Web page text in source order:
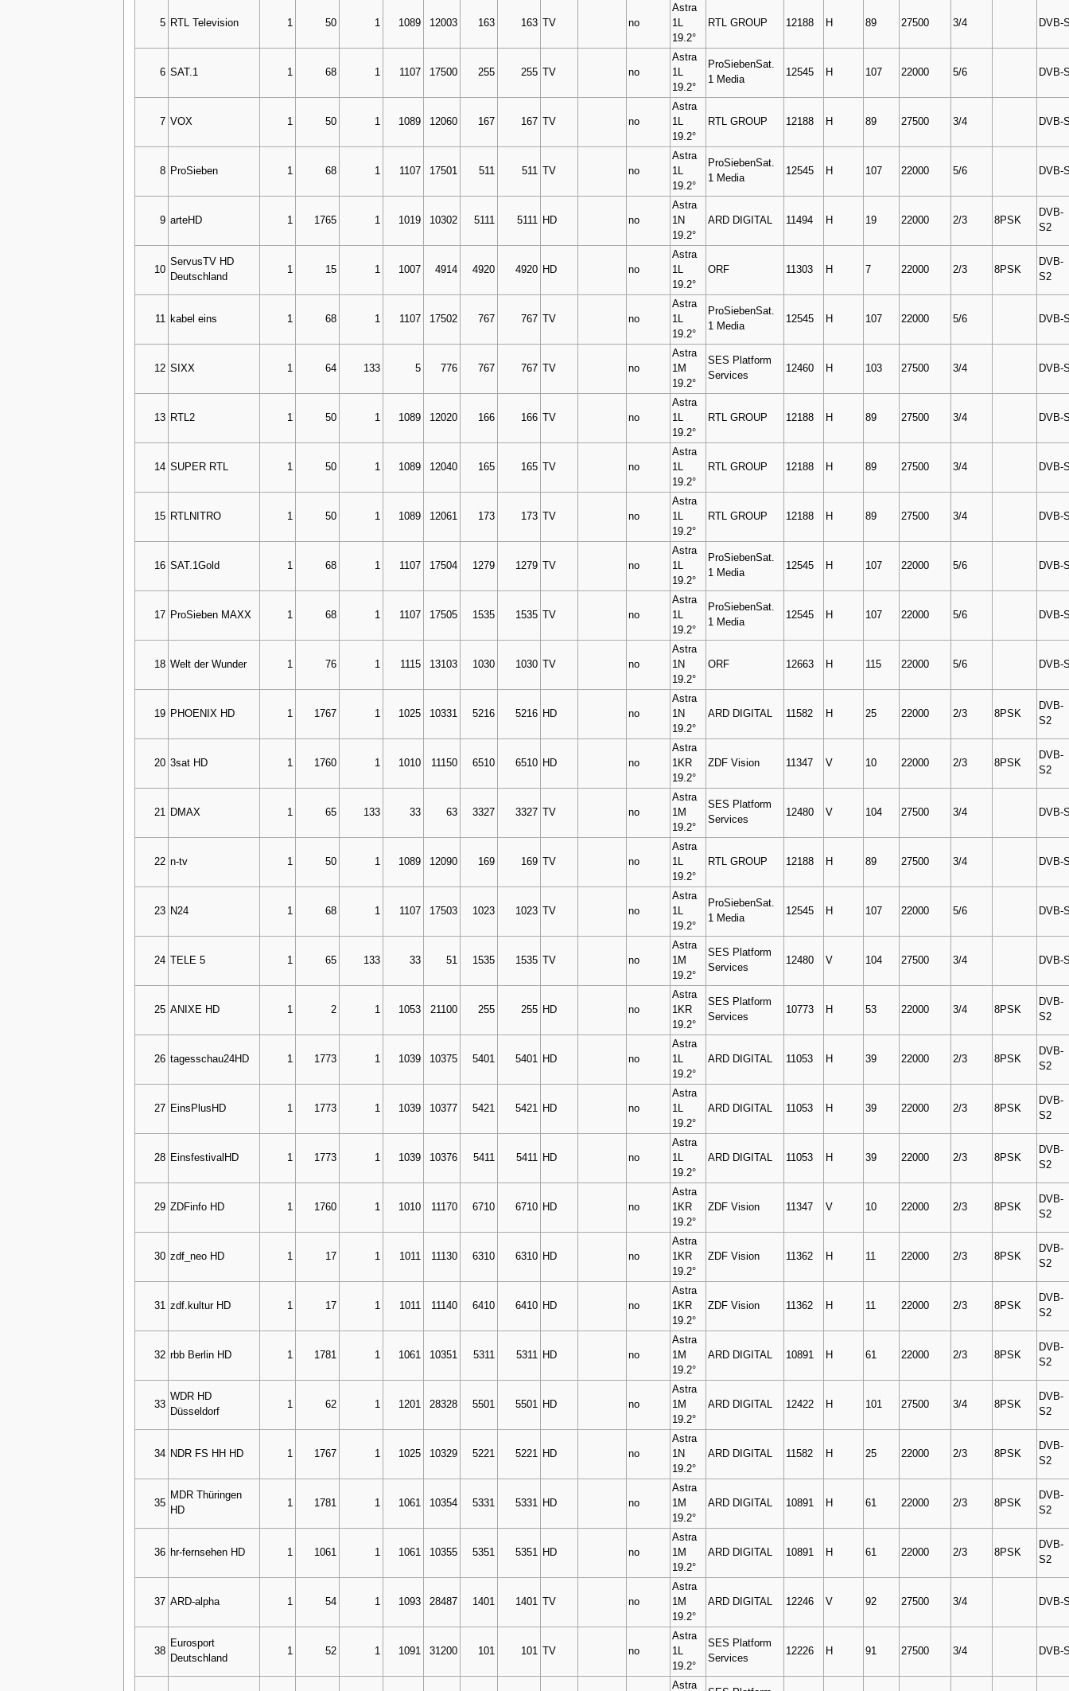
5 RTL Television 1 50 1 1089 12003 163 163 TV no
Astra
1L
19.2°
RTL GROUP 12188 H 89 27500 3/4 DVB-
6 SAT.1 1 68 1 1107 17500 255 255 TV no
Astra
1L
19.2°
ProSiebenSat.
1 Media
12545 H 107 22000 5/6 DVB-
7 VOX 1 50 1 1089 12060 167 167 TV no
Astra
1L
19.2°
RTL GROUP 12188 H 89 27500 3/4 DVB-
8 ProSieben 1 68 1 1107 17501 511 511 TV no
Astra
1L
19.2°
ProSiebenSat.
1 Media
12545 H 107 22000 5/6 DVB-
9 arteHD 1 1765 1 1019 10302 5111 5111 HD no
Astra
1N
19.2°
ARD DIGITAL 11494 H 19 22000 2/3 8PSK
DVB-
S2
10
ServusTV HD
Deutschland
1 15 1 1007 4914 4920 4920 HD no
Astra
1L
19.2°
ORF 11303 H 7 22000 2/3 8PSK
DVB-
S2
11 kabel eins 1 68 1 1107 17502 767 767 TV no
Astra
1L
19.2°
ProSiebenSat.
1 Media
12545 H 107 22000 5/6 DVB-
12 SIXX 1 64 133 5 776 767 767 TV no
Astra
1M
19.2°
SES Platform
Services
12460 H 103 27500 3/4 DVB-
13 RTL2 1 50 1 1089 12020 166 166 TV no
Astra
1L
19.2°
RTL GROUP 12188 H 89 27500 3/4 DVB-
14 SUPER RTL 1 50 1 1089 12040 165 165 TV no
Astra
1L
19.2°
RTL GROUP 12188 H 89 27500 3/4 DVB-
15 RTLNITRO 1 50 1 1089 12061 173 173 TV no
Astra
1L
19.2°
RTL GROUP 12188 H 89 27500 3/4 DVB-
16 SAT.1Gold 1 68 1 1107 17504 1279 1279 TV no
Astra
1L
19.2°
ProSiebenSat.
1 Media
12545 H 107 22000 5/6 DVB-
17 ProSieben MAXX 1 68 1 1107 17505 1535 1535 TV no
Astra
1L
19.2°
ProSiebenSat.
1 Media
12545 H 107 22000 5/6 DVB-
18 Welt der Wunder 1 76 1 1115 13103 1030 1030 TV no
Astra
1N
19.2°
ORF 12663 H 115 22000 5/6 DVB-
19 PHOENIX HD 1 1767 1 1025 10331 5216 5216 HD no
Astra
1N
19.2°
ARD DIGITAL 11582 H 25 22000 2/3 8PSK
DVB-
S2
20 3sat HD 1 1760 1 1010 11150 6510 6510 HD no
Astra
1KR
19.2°
ZDF Vision 11347 V 10 22000 2/3 8PSK
DVB-
S2
21 DMAX 1 65 133 33 63 3327 3327 TV no
Astra
1M
19.2°
SES Platform
Services
12480 V 104 27500 3/4 DVB-
22 n-tv 1 50 1 1089 12090 169 169 TV no
Astra
1L
19.2°
RTL GROUP 12188 H 89 27500 3/4 DVB-
23 N24 1 68 1 1107 17503 1023 1023 TV no
Astra
1L
19.2°
ProSiebenSat.
1 Media
12545 H 107 22000 5/6 DVB-
24 TELE 5 1 65 133 33 51 1535 1535 TV no
Astra
1M
19.2°
SES Platform
Services
12480 V 104 27500 3/4 DVB-
25 ANIXE HD 1 2 1 1053 21100 255 255 HD no
Astra
1KR
19.2°
SES Platform
Services
10773 H 53 22000 3/4 8PSK
DVB-
S2
26 tagesschau24HD 1 1773 1 1039 10375 5401 5401 HD no
Astra
1L
19.2°
ARD DIGITAL 11053 H 39 22000 2/3 8PSK
DVB-
S2
27 EinsPlusHD 1 1773 1 1039 10377 5421 5421 HD no
Astra
1L
19.2°
ARD DIGITAL 11053 H 39 22000 2/3 8PSK
DVB-
S2
28 EinsfestivalHD 1 1773 1 1039 10376 5411 5411 HD no
Astra
1L
19.2°
ARD DIGITAL 11053 H 39 22000 2/3 8PSK
DVB-
S2
29 ZDFinfo HD 1 1760 1 1010 11170 6710 6710 HD no
Astra
1KR
19.2°
ZDF Vision 11347 V 10 22000 2/3 8PSK
DVB-
S2
30 zdf_neo HD 1 17 1 1011 11130 6310 6310 HD no
Astra
1KR
19.2°
ZDF Vision 11362 H 11 22000 2/3 8PSK
DVB-
S2
31 zdf.kultur HD 1 17 1 1011 11140 6410 6410 HD no
Astra
1KR
19.2°
ZDF Vision 11362 H 11 22000 2/3 8PSK
DVB-
S2
32 rbb Berlin HD 1 1781 1 1061 10351 5311 5311 HD no
Astra
1M
19.2°
ARD DIGITAL 10891 H 61 22000 2/3 8PSK
DVB-
S2
33
WDR HD
Düsseldorf
1 62 1 1201 28328 5501 5501 HD no
Astra
1M
19.2°
ARD DIGITAL 12422 H 101 27500 3/4 8PSK
DVB-
S2
34 NDR FS HH HD 1 1767 1 1025 10329 5221 5221 HD no
Astra
1N
19.2°
ARD DIGITAL 11582 H 25 22000 2/3 8PSK
DVB-
S2
35
MDR Thüringen
HD
1 1781 1 1061 10354 5331 5331 HD no
Astra
1M
19.2°
ARD DIGITAL 10891 H 61 22000 2/3 8PSK
DVB-
S2
36 hr-fernsehen HD 1 1061 1 1061 10355 5351 5351 HD no
Astra
1M
19.2°
ARD DIGITAL 10891 H 61 22000 2/3 8PSK
DVB-
S2
37 ARD-alpha 1 54 1 1093 28487 1401 1401 TV no
Astra
1M
19.2°
ARD DIGITAL 12246 V 92 27500 3/4 DVB-
38
Eurosport
Deutschland
1 52 1 1091 31200 101 101 TV no
Astra
1L
19.2°
SES Platform
Services
12226 H 91 27500 3/4 DVB-
Astra